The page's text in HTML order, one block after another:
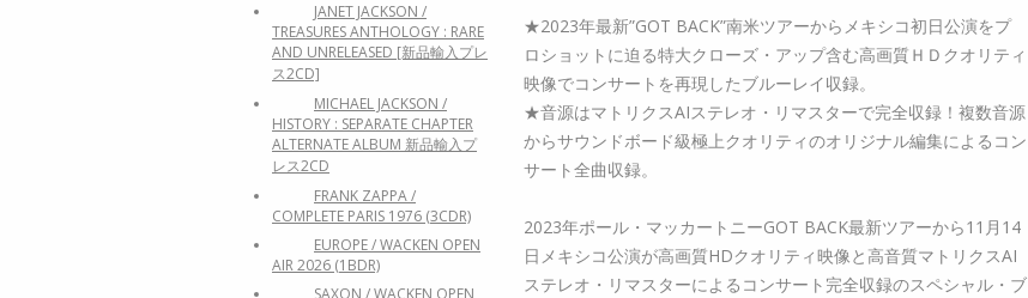
★2023年最新”GOT BACK”南米ツアーからメキシコ初日公演をプ
ロショットに迫る特大クローズ・アップ含む高画質ＨＤクオリティ
映像でコンサートを再現したブルーレイ収録。
★音源はマトリクスAIステレオ・リマスターで完全収録！複数音源
からサウンドボード級極上クオリティのオリジナル編集によるコン
サート全曲収録。
2023年ポール・マッカートニーGOT BACK最新ツアーから11月14
日メキシコ公演が高画質HDクオリティ映像と高音質マトリクスAI
ステレオ・リマスターによるコンサート完全収録のスペシャル・ブ
JANET JACKSON /
TREASURES ANTHOLOGY : RARE
AND UNRELEASED [新品輸入プレ
ス2CD]
MICHAEL JACKSON /
HISTORY : SEPARATE CHAPTER
ALTERNATE ALBUM 新品輸入プ
レス2CD
FRANK ZAPPA /
COMPLETE PARIS 1976 (3CDR)
EUROPE / WACKEN OPEN
AIR 2026 (1BDR)